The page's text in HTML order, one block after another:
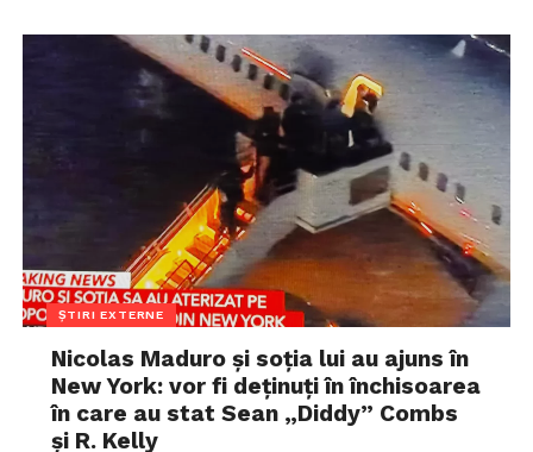
ȘTIRI EXTERNE
Nicolas Maduro și soția lui au ajuns în
New York: vor fi deținuți în închisoarea
în care au stat Sean „Diddy” Combs
și R. Kelly